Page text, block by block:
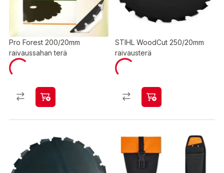
Pro Forest 200/20mm
raivaussahan terä
STIHL WoodCut 250/20mm
raivausterä